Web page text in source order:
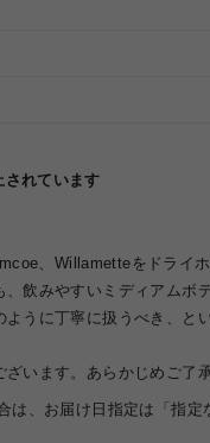
れています
、Willametteをドライ
飲みやすいミディアムボデ
うに丁寧に扱うべき、と
います。あらかじめご了承
、お届け日指定は「指定